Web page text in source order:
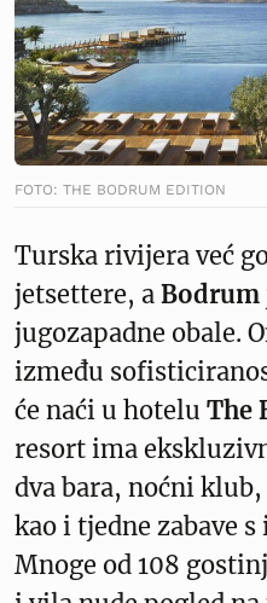
FOTO: THE BODRUM EDITION
Turska rivijera već
jetsettere, a Bodrum
jugozapadne obale.
između
će naći u hotelu The
resort ima
dva bara, noćni
kao i tjedne zabave
Mnoge od 108